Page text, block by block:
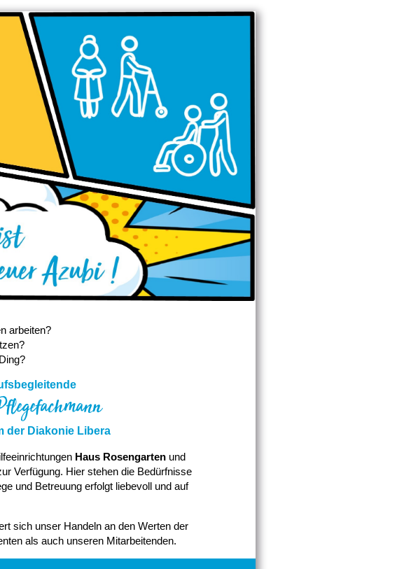
arbeiten?
der Diakonie Libera
Haus Rosengartenund
Verfügung. Hier stehen die Bedürfnisse
und Betreuung erfolgt liebevoll und auf
sich unser Handeln an den Werten der
als auch unseren Mitarbeitenden.